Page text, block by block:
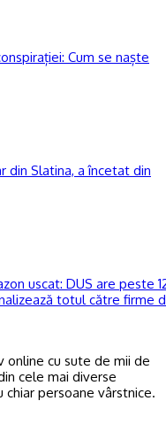
Cum se naște
din Slatina, a încetat din
uscat: DUS are peste
totul către firme
online cu sute de mii de
cele mai diverse
persoane vârstnice.